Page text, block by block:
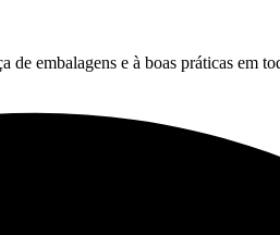
de embalagens e à boas práticas em